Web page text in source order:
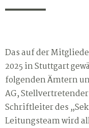
Das auf der
2025 in Stuttgart
folgenden Ämtern
AG,
Schriftleiter des
Leitungsteam wird